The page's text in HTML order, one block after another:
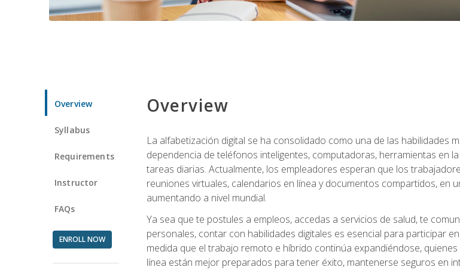
Overview
Syllabus
Requirements
Instructor
FAQs
ENROLL NOW
Overview
La alfabetización digital se ha consolidado como una de las habilidades
dependencia de teléfonos inteligentes, computadoras, herramientas en
tareas diarias. Actualmente, los empleadores esperan que los
reuniones virtuales, calendarios en línea y documentos compartidos,
aumentando a nivel mundial.
Ya sea que te postules a empleos, accedas a servicios de salud, te
personales, contar con habilidades digitales es esencial para participar
medida que el trabajo remoto e híbrido continúa expandiéndose,
línea están mejor preparados para tener éxito, mantenerse seguros en